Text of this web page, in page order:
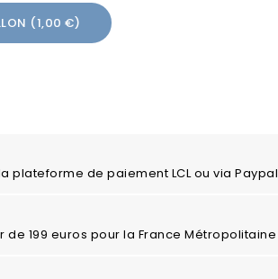
(1,00 €)
plateforme de paiement LCL ou via Paypal
de 199 euros pour la France Métropolitaine